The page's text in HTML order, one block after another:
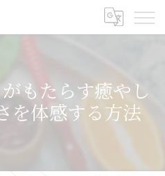
もたらす癒やし
を体感する方法